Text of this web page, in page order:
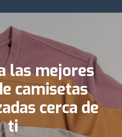
las mejores
camisetas
cerca de
ti